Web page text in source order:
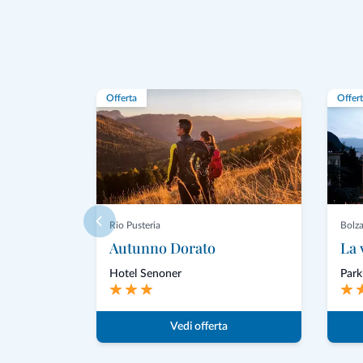
Offerta
Rio Pusteria
Autunno Dorato
Hotel Senoner
Vedi offerta